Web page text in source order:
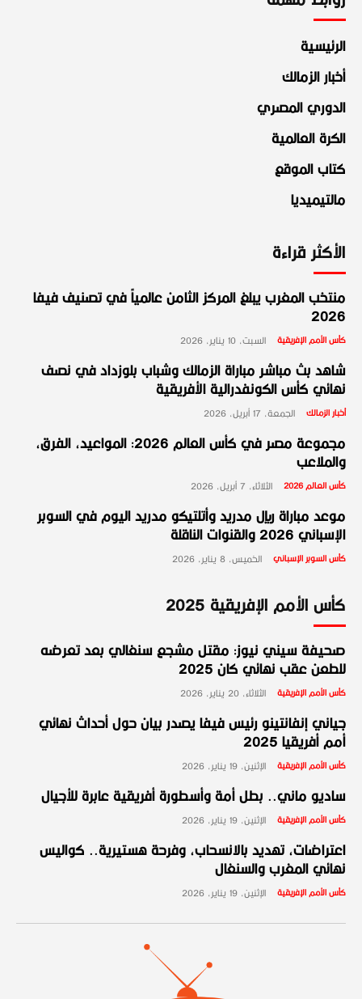
الرئيسية
أخبار الزمالك
الدوري المصري
الكرة العالمية
كتاب الموقع
مالتيميديا
الأكثر قراءة
منتخب المغرب يبلغ المركز الثامن عالمياً في تصنيف فيفا
2026
كأس الأمم الإفريقية السبت، 10 يناير، 2026
شاهد بث مباشر مباراة الزمالك وشباب بلوزداد في نصف
نهائي كأس الكونفدرالية الأفريقية
أخبار الزمالك الجمعة، 17 أبريل، 2026
مجموعة مصر في كأس العالم 2026: المواعيد، الفرق،
والملاعب
كأس العالم 2026 الثلاثاء، 7 أبريل، 2026
موعد مباراة ريال مدريد وأتلتيكو مدريد اليوم في السوبر
الإسباني 2026 والقنوات الناقلة
كأس السوبر الإسباني الخميس، 8 يناير، 2026
كأس الأمم الإفريقية 2025
صحيفة سيني نيوز: مقتل مشجع سنغالي بعد تعرضه
للطعن عقب نهائي كان 2025
كأس الأمم الإفريقية الثلاثاء، 20 يناير، 2026
جياني إنفانتينو رئيس فيفا يصدر بيان حول أحداث نهائي
أمم أفريقيا 2025
كأس الأمم الإفريقية الإثنين، 19 يناير، 2026
ساديو ماني.. بطل أمة وأسطورة أفريقية عابرة للأجيال
كأس الأمم الإفريقية الإثنين، 19 يناير، 2026
اعتراضات، تهديد بالانسحاب، وفرحة هستيرية.. كواليس
نهائي المغرب والسنغال
كأس الأمم الإفريقية الإثنين، 19 يناير، 2026